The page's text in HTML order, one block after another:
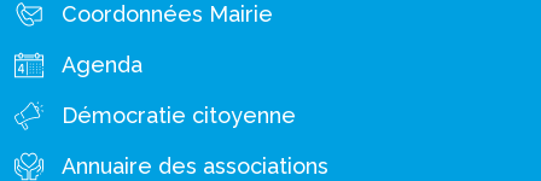
Coordonnées Mairie
Agenda
Démocratie citoyenne
Annuaire des associations